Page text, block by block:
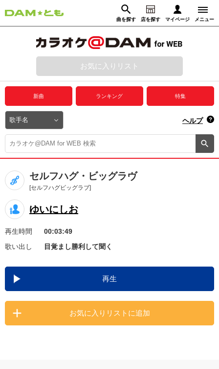
曲を探す 店を探す マイページ メニュー
動画からさがす 録音からさがす
ログイン
プレミアムサービス
DAM★とも動画
DAM★とも録音
カラオケ＠DAM
ユーザー検索
キャンペーン
お知らせ よくあるご質問
DAMの新曲・ランキングなど
カラオケ最新情報をチェック！
お気に入りリスト
新曲 ランキング 特集
ヘルプ
セルフハグ・ビッグラヴ
[セルフハグビッグラブ]
ゆいにしお
再生時間
00:03:49
歌い出し
目覚まし勝利して聞く
再生
お気に入りリストに追加